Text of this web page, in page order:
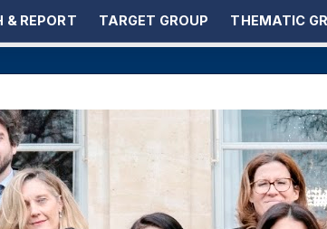
& REPORT TARGET GROUP THEMATIC